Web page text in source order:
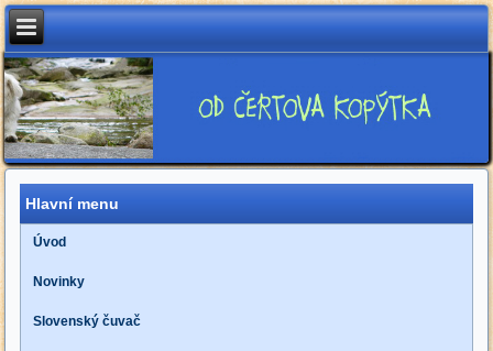
Hlavní menu
Úvod
Novinky
Slovenský čuvač